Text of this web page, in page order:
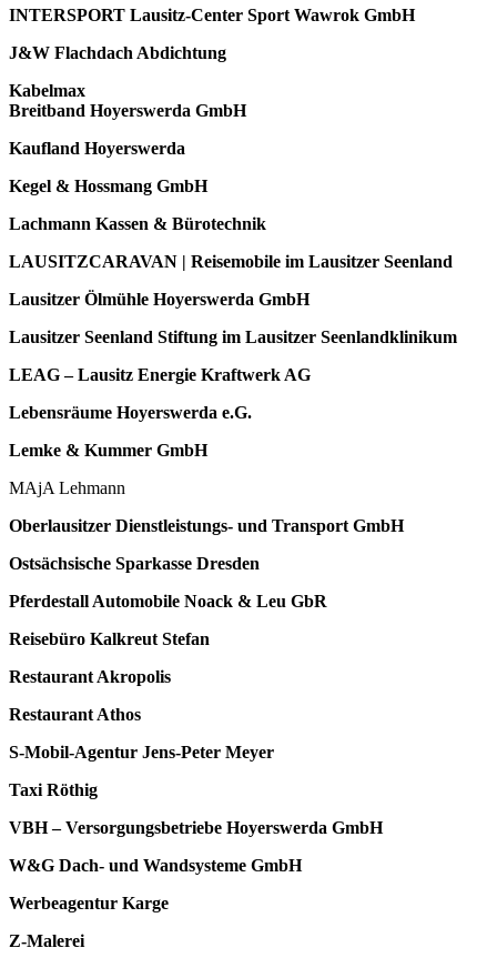
INTERSPORT Lausitz-Center Sport Wawrok GmbH
J&W Flachdach Abdichtung
Kabelmax
Breitband Hoyerswerda GmbH
Kaufland Hoyerswerda
Kegel & Hossmang GmbH
Lachmann Kassen & Bürotechnik
LAUSITZCARAVAN | Reisemobile im Lausitzer Seenland
Lausitzer Ölmühle Hoyerswerda GmbH
Lausitzer Seenland Stiftung im Lausitzer Seenlandklinikum
LEAG – Lausitz Energie Kraftwerk AG
Lebensräume Hoyerswerda e.G.
Lemke & Kummer GmbH
MAjA Lehmann
Oberlausitzer Dienstleistungs- und Transport GmbH
Ostsächsische Sparkasse Dresden
Pferdestall Automobile Noack & Leu GbR
Reisebüro Kalkreut Stefan
Restaurant Akropolis
Restaurant Athos
S-Mobil-Agentur Jens-Peter Meyer
Taxi Röthig
VBH – Versorgungsbetriebe Hoyerswerda GmbH
W&G Dach- und Wandsysteme GmbH
Werbeagentur Karge
Z-Malerei